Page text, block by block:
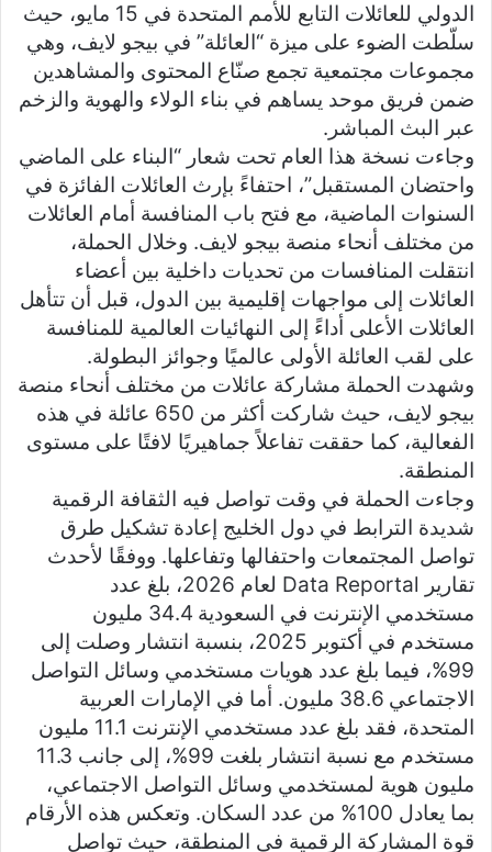
الدولي للعائلات التابع للأمم المتحدة في 15 مايو، حيث
سلّطت الضوء على ميزة “العائلة” في بيجو لايف، وهي
مجموعات مجتمعية تجمع صنّاع المحتوى والمشاهدين
ضمن فريق موحد يساهم في بناء الولاء والهوية والزخم
عبر البث المباشر.
وجاءت نسخة هذا العام تحت شعار “البناء على الماضي
واحتضان المستقبل”، احتفاءً بإرث العائلات الفائزة في
السنوات الماضية، مع فتح باب المنافسة أمام العائلات
من مختلف أنحاء منصة بيجو لايف. وخلال الحملة،
انتقلت المنافسات من تحديات داخلية بين أعضاء
العائلات إلى مواجهات إقليمية بين الدول، قبل أن تتأهل
العائلات الأعلى أداءً إلى النهائيات العالمية للمنافسة
على لقب العائلة الأولى عالميًا وجوائز البطولة.
وشهدت الحملة مشاركة عائلات من مختلف أنحاء منصة
بيجو لايف، حيث شاركت أكثر من 650 عائلة في هذه
الفعالية، كما حققت تفاعلاً جماهيريًا لافتًا على مستوى
المنطقة.
وجاءت الحملة في وقت تواصل فيه الثقافة الرقمية
شديدة الترابط في دول الخليج إعادة تشكيل طرق
تواصل المجتمعات واحتفالها وتفاعلها. ووفقًا لأحدث
تقارير Data Reportal لعام 2026، بلغ عدد
مستخدمي الإنترنت في السعودية 34.4 مليون
مستخدم في أكتوبر 2025، بنسبة انتشار وصلت إلى
99%، فيما بلغ عدد هويات مستخدمي وسائل التواصل
الاجتماعي 38.6 مليون. أما في الإمارات العربية
المتحدة، فقد بلغ عدد مستخدمي الإنترنت 11.1 مليون
مستخدم مع نسبة انتشار بلغت 99%، إلى جانب 11.3
مليون هوية لمستخدمي وسائل التواصل الاجتماعي،
بما يعادل 100% من عدد السكان. وتعكس هذه الأرقام
قوة المشاركة الرقمية في المنطقة، حيث تواصل